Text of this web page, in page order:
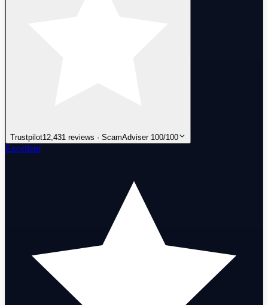
Trustpilot12,431 reviews · ScamAdviser 100/100
Excellent